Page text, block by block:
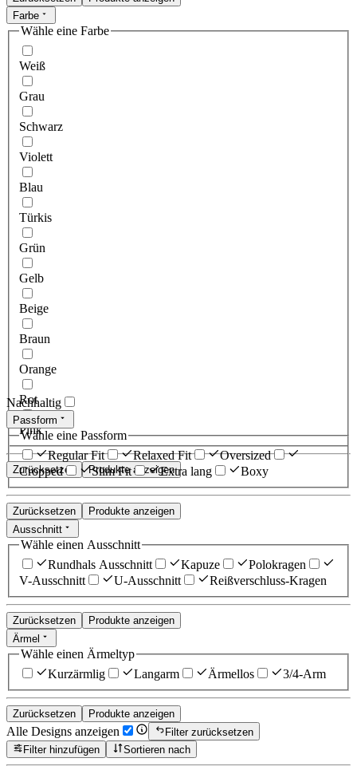
Farbe
Wähle eine Farbe
Weiß
Grau
Schwarz
Violett
Blau
Türkis
Grün
Gelb
Beige
Braun
Orange
Rot
Pink
Zurücksetzen Produkte anzeigen
Nachhaltig
Passform
Wähle eine Passform
Regular Fit
Relaxed Fit
Oversized
Cropped
Slim Fit Extra lang Boxy
Zurücksetzen
Produkte anzeigen
Ausschnitt
Wähle einen Ausschnitt
Rundhals Ausschnitt
Kapuze
Polokragen
V-Ausschnitt
U-Ausschnitt Reißverschluss-Kragen
Zurücksetzen
Produkte anzeigen
Ärmel
Wähle einen Ärmeltyp
Kurzärmlig
Langarm Ärmellos 3/4-Arm
Zurücksetzen Produkte anzeigen
Alle Designs anzeigen
Filter zurücksetzen
Filter hinzufügen
Sortieren nach